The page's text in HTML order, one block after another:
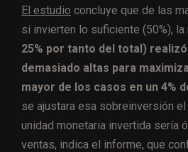
El estudio concluye que de las
sí invierten lo suficiente (50%),
25% por tanto del total)
demasiado altas para
mayor de los casos en un 4%
se ajustara esa sobreinversión
unidad monetaria invertida sería
ventas, indica el informe, que